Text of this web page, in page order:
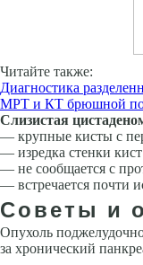
Читайте также:
Диагностика
МРТ и КТ брюшной
Слизистая
— крупные кисты с
— изредка стенки
— не сообщается с
— встречается почти
Советы и
Опухоль
за хронический